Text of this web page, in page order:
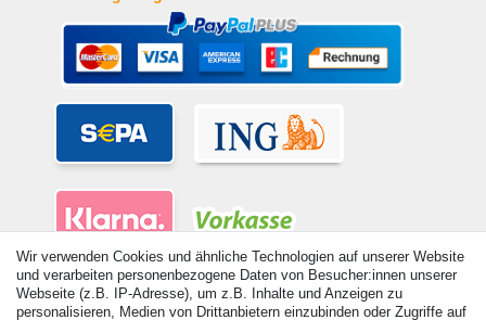
Wir verwenden Cookies und ähnliche Technologien auf unserer Website
und verarbeiten personenbezogene Daten von Besucher:innen unserer
Webseite (z.B. IP-Adresse), um z.B. Inhalte und Anzeigen zu
personalisieren, Medien von Drittanbietern einzubinden oder Zugriffe auf